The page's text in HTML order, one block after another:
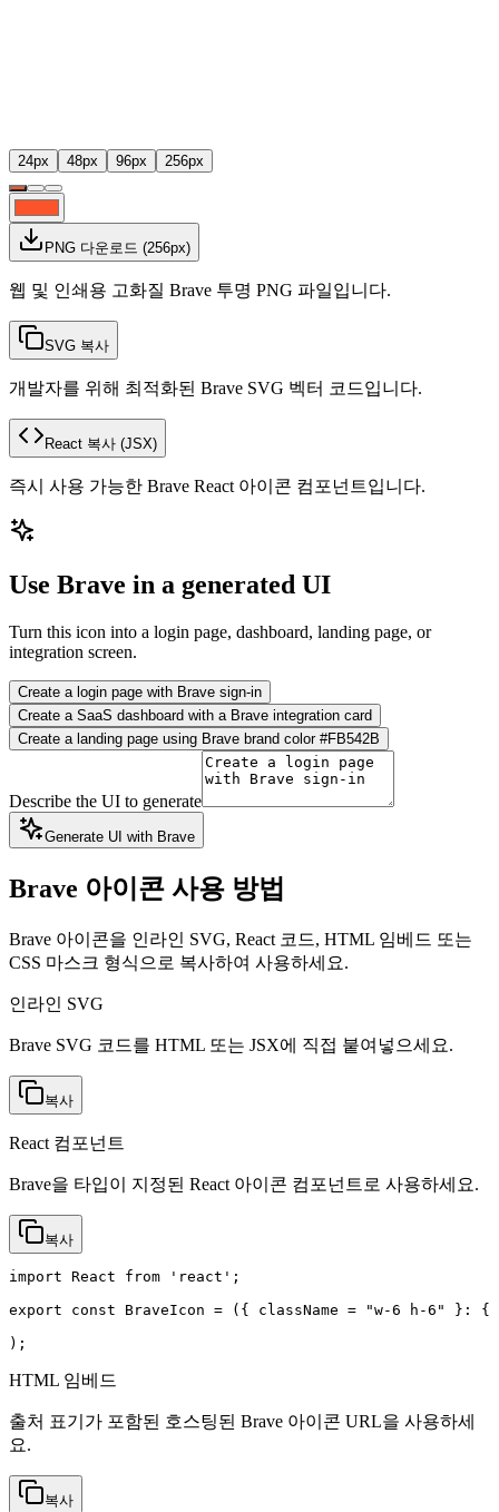
24px 48px 96px 256px
PNG 다운로드 (256px)
웹 및 인쇄용 고화질 Brave 투명 PNG 파일입니다.
SVG 복사
개발자를 위해 최적화된 Brave SVG 벡터 코드입니다.
React 복사 (JSX)
즉시 사용 가능한 Brave React 아이콘 컴포넌트입니다.
Use Brave in a generated UI
Turn this icon into a login page, dashboard, landing page, or
integration screen.
Create a login page with Brave sign-in
Create a SaaS dashboard with a Brave integration card
Create a landing page using Brave brand color #FB542B
Describe the UI to generate
Generate UI with Brave
Brave 아이콘 사용 방법
Brave 아이콘을 인라인 SVG, React 코드, HTML 임베드 또는
CSS 마스크 형식으로 복사하여 사용하세요.
인라인 SVG
Brave SVG 코드를 HTML 또는 JSX에 직접 붙여넣으세요.
복사
React 컴포넌트
Brave을 타입이 지정된 React 아이콘 컴포넌트로 사용하세요.
복사
import React from 'react';
export const BraveIcon = ({ className = "w-6 h-6" }:
);
HTML 임베드
출처 표기가 포함된 호스팅된 Brave 아이콘 URL을 사용하세
요.
복사